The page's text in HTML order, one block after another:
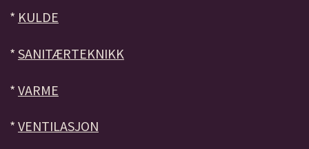
* KULDE
* SANITÆRTEKNIKK
* VARME
* VENTILASJON